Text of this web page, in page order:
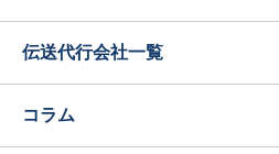
伝送代行会社一覧
コラム